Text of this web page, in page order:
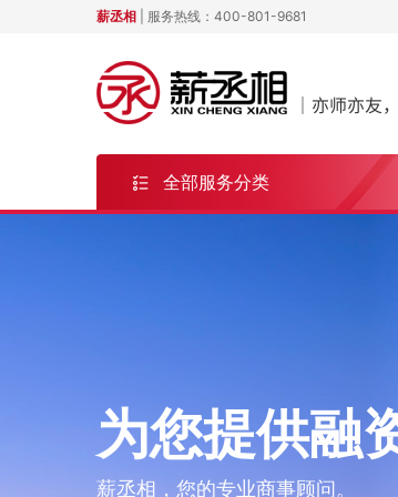
薪丞相 | 服务热线： 400-801-9681
全部服务分类
为您提供融
薪丞相，您的专业商事顾问。